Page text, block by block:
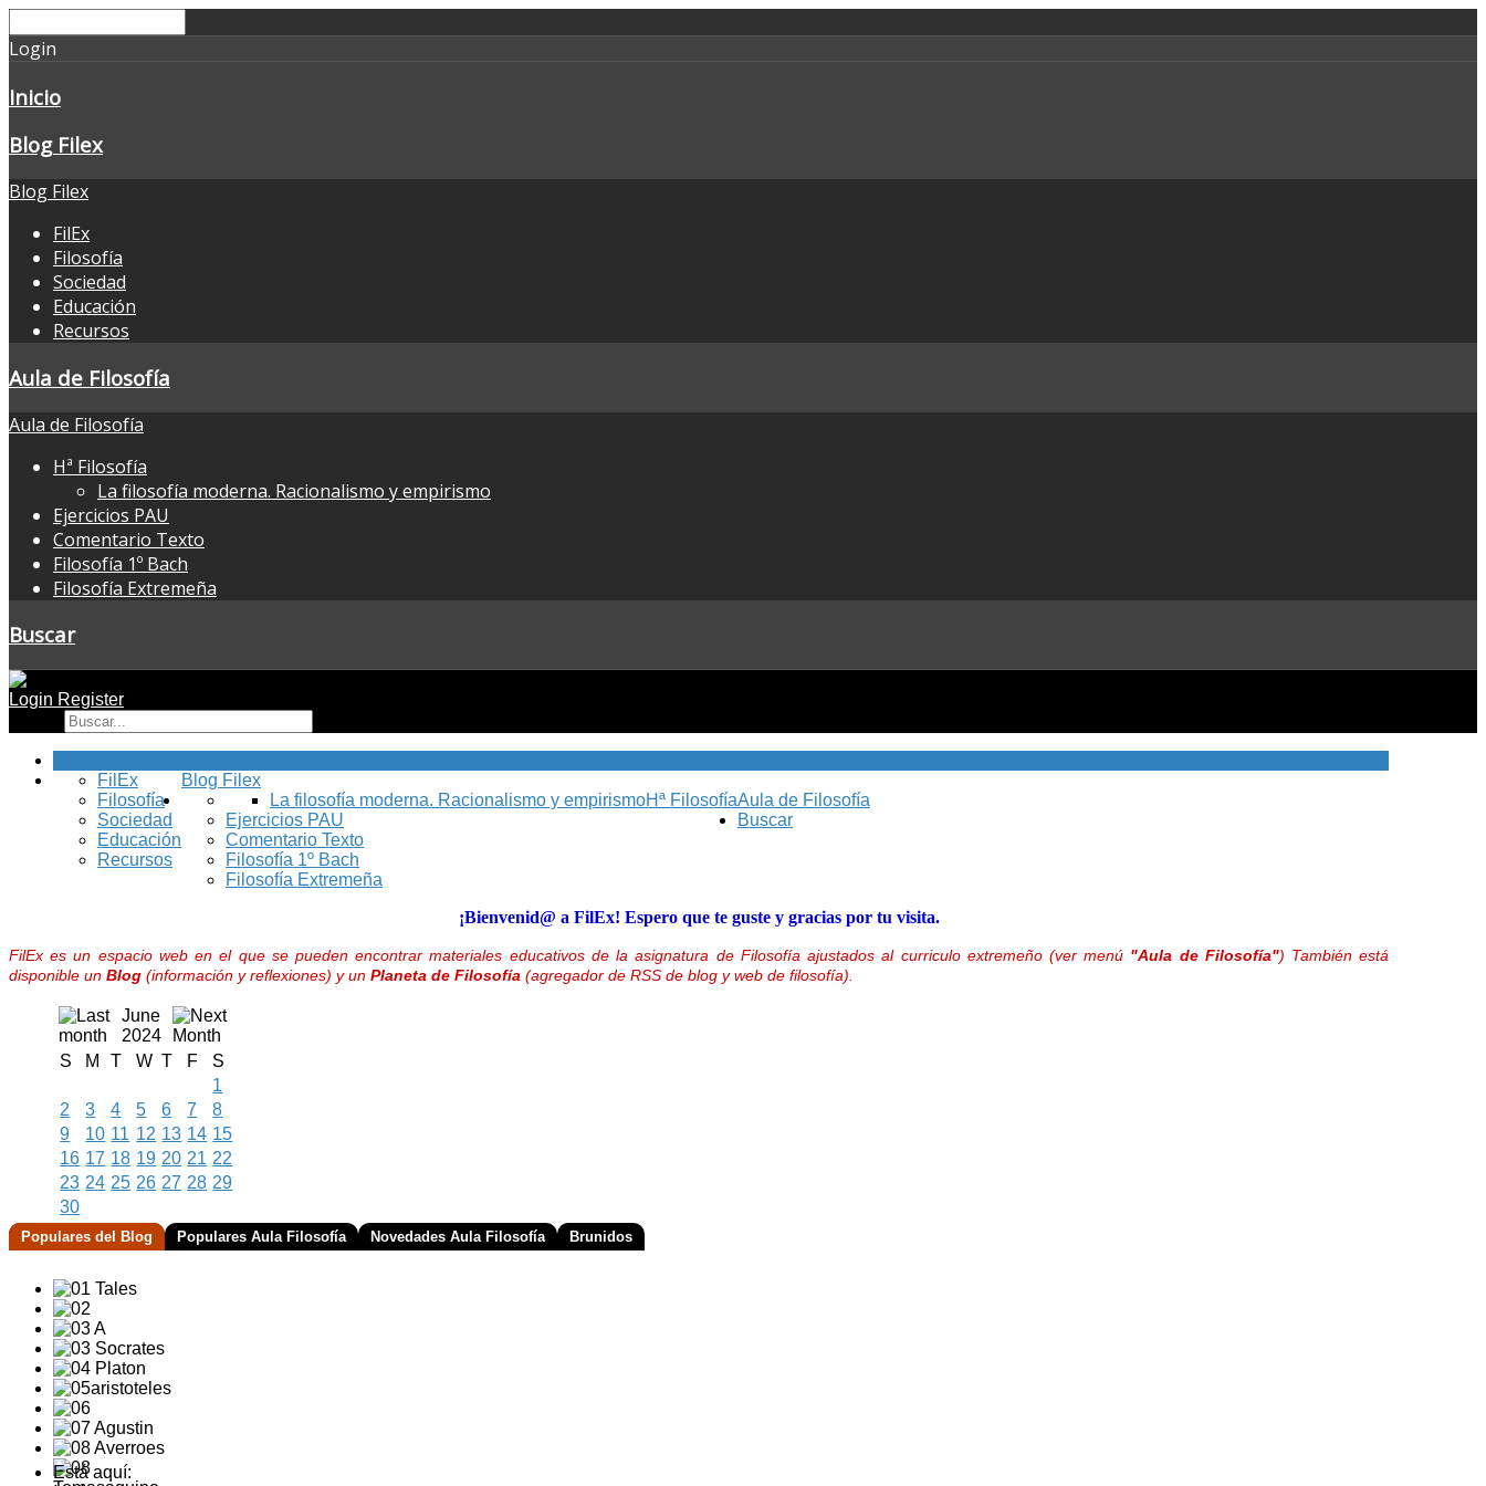
Login
Inicio
Blog Filex
Blog Filex
FilEx
Filosofía
Sociedad
Educación
Recursos
Aula de Filosofía
Aula de Filosofía
Hª Filosofía
La filosofía moderna. Racionalismo y empirismo
Ejercicios PAU
Comentario Texto
Filosofía 1º Bach
Filosofía Extremeña
Buscar
Login Register
Blog Filex
FilEx
Filosofía
Sociedad
Educación
Recursos
Aula de Filosofía
Hª Filosofía
La filosofía moderna. Racionalismo y empirismo
Ejercicios PAU
Comentario Texto
Filosofía 1º Bach
Filosofía Extremeña
Buscar
¡Bienvenid@ a FilEx! Espero que te guste y gracias por tu visita.
FilEx es un espacio web en el que se pueden encontrar materiales educativos de la asignatura de Filosofía ajustados al curriculo extremeño (ver menú "Aula de Filosofía") También está
disponible un Blog (información y reflexiones) y un Planeta de Filosofía (agregador de RSS de blog y web de filosofía).
June
2024
S
M T W T F
S
1
2
3 4 5 6 7
8
9
10 11 12 13 14 15
16 17 18 19 20 21 22
23 24 25 26 27 28 29
30
Populares del Blog Populares Aula Filosofía Novedades Aula Filosofía Brunidos
Está aquí: